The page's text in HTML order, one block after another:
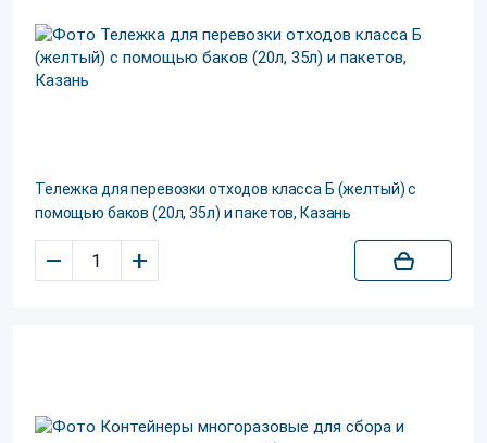
Тележка для перевозки отходов класса Б (желтый) с
помощью баков (20л, 35л) и пакетов, Казань
– +